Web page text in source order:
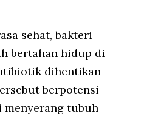
sehat, bakteri
bertahan hidup di
dihentikan
berpotensi
menyerang tubuh